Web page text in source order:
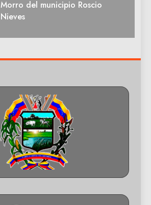
Morro del municipio Roscio
Nieves